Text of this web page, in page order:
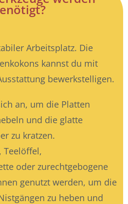
Arbeitsplatz. Die
kannst du mit
bewerkstelligen.
an, um die Platten
und die glatte
zu kratzen.
Teelöffel,
oder zurechtgebogene
genutzt werden, um die
zu heben und